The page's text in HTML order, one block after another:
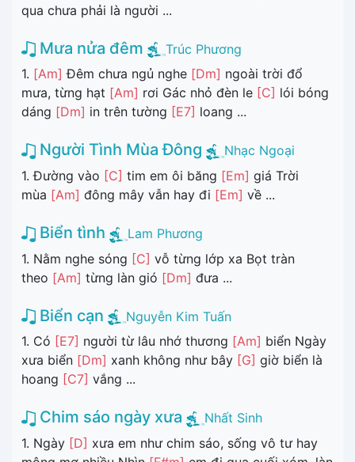
qua chưa phải là người ...
Mưa nửa đêm
Trúc Phương
1. [Am] Đêm chưa ngủ nghe [Dm] ngoài trời đổ
mưa, từng hạt [Am] rơi Gác nhỏ đèn le [C] lói bóng
dáng [Dm] in trên tường [E7] loang ...
Người Tình Mùa Đông
Nhạc Ngoại
1. Đường vào [C] tim em ôi băng [Em] giá Trời
mùa [Am] đông mây vẫn hay đi [Em] về ...
Biển tình
Lam Phương
1. Nằm nghe sóng [C] vỗ từng lớp xa Bọt tràn
theo [Am] từng làn gió [Dm] đưa ...
Biển cạn
Nguyễn Kim Tuấn
1. Có [E7] người từ lâu nhớ thương [Am] biển Ngày
xưa biển [Dm] xanh không như bây [G] giờ biển là
hoang [C7] vắng ...
Chim sáo ngày xưa
Nhất Sinh
1. Ngày [D] xưa em như chim sáo, sống vô tư hay